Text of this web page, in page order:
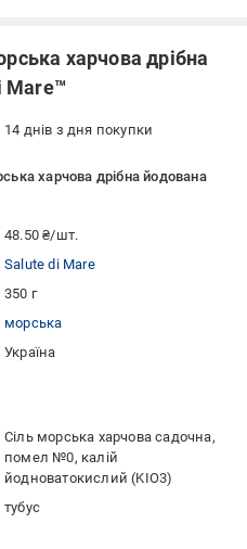
харчова дрібна
Mare™
14 днів з дня покупки
харчова дрібна йодована
48.50 ₴/шт.
Salute di Mare
350 г
морська
Україна
Сіль морська харчова садочна,
помел №0, калій
йодноватокислий (KIO3)
тубус